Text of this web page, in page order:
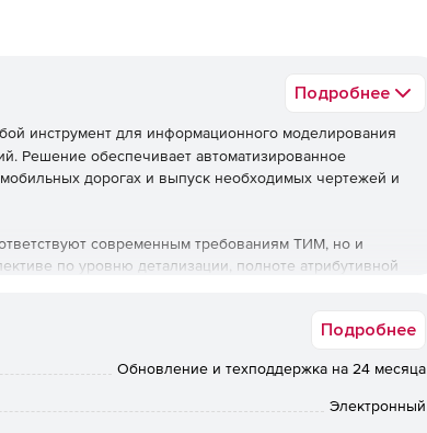
Подробнее
инструмент для информационного моделирования
Решение обеспечивает автоматизированное
дорогах и выпуск необходимых чертежей и
современным требованиям ТИМ, но и
по уровню детализации, полноте атрибутивной
ДОРОГИ. Предусмотрена дополнительная команда в
материал, фундамент, угол пересечения с осью
Подробнее
Обновление и техподдержка на 24 месяца
Электронный